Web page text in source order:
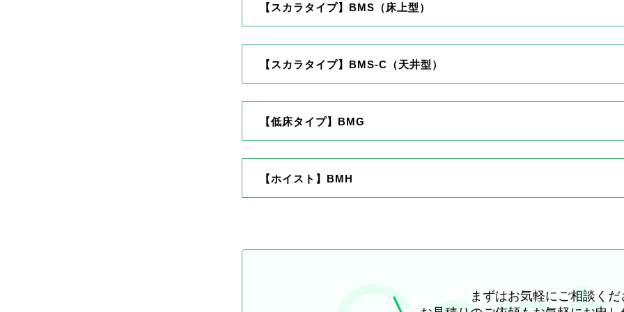
【スカラタイプ】BMS（床上型）
【スカラタイプ】BMS-C（天井型）
【低床タイプ】BMG
【ホイスト】BMH
まずはお気軽にご相談くだ